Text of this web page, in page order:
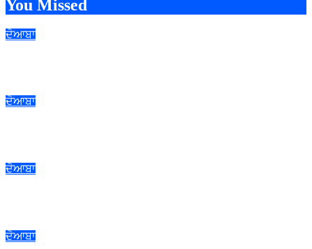
You Missed
ਦੋਆਬਾ
ਦੋਆਬਾ
ਦੋਆਬਾ
ਦੋਆਬਾ